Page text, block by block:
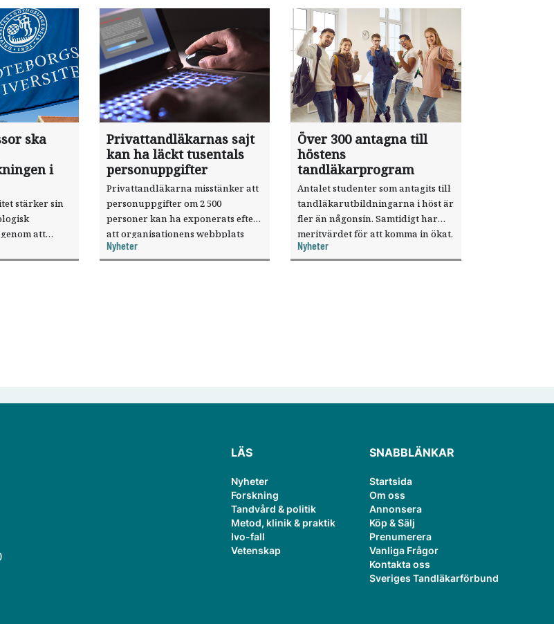
ska
i
stärker sin
att
Vallittu till
Privattandläkarnas sajt
kan ha läckt tusentals
personuppgifter
Privattandläkarna misstänker att
personuppgifter om 2 500
personer kan ha exponerats efter
att organisationens webbplats
utnyttjats genom en sårbarhet i ett
publiceringsverktyg.
Nyheter
Över 300 antagna till
höstens
tandläkarprogram
Antalet studenter som antagits till
tandläkarutbildningarna i höst är
fler än någonsin. Samtidigt har
meritvärdet för att komma in ökat.
Nyheter
LÄS
Nyheter
Forskning
Tandvård & politik
Metod, klinik & praktik
Ivo-fall
Vetenskap
SNABBLÄNKAR
Startsida
Om oss
Annonsera
Köp & Sälj
Prenumerera
Vanliga Frågor
Kontakta oss
Sveriges Tandläkarförbund